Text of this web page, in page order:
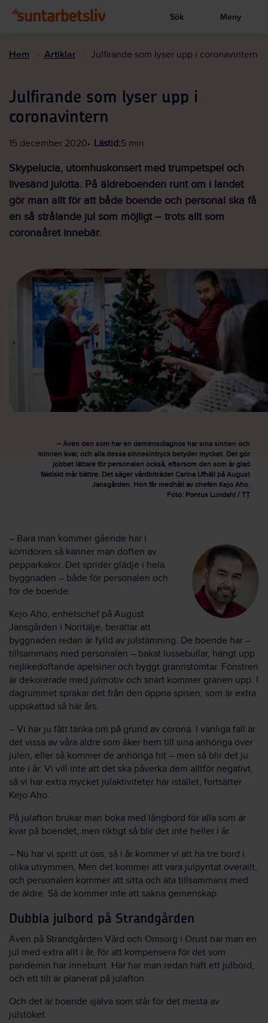
till
Visa sökruta
Sök Meny
Hem Artiklar Julfirande som lyser upp i coronavintern
Julfirande som lyser upp i
coronavintern
15 december 2020 Lästid:5 min
Skypelucia, utomhuskonsert med trumpetspel och
livesänd julotta. På äldreboenden runt om i landet
gör man allt för att både boende och personal ska få
en så strålande jul som möjligt – trots allt som
coronaåret innebär.
– Även den som har en demensdiagnos har sina sinnen och
minnen kvar, och alla dessa sinnesintryck betyder mycket. Det gör
jobbet lättare för personalen också, eftersom den som är glad
faktiskt mår bättre. Det säger vårdbiträdet Carina Ufhäll på August
Jansgården. Hon får medhåll av chefen Kejo Aho.
Foto: Pontus Lundahl / TT
– Bara man kommer gående här i
korridoren så känner man doften av
pepparkakor. Det sprider glädje i hela
byggnaden – både för personalen och
för de boende.
Kejo Aho, enhetschef på August
Jansgården i Norrtälje, berättar att
byggnaden redan är fylld av julstämning. De boende har –
tillsammans med personalen – bakat lussebullar, hängt upp
nejlikedoftande apelsiner och byggt granristomtar. Fönstren
är dekorerade med julmotiv och snart kommer granen upp. I
dagrummet sprakar det från den öppna spisen, som är extra
uppskattad så här års.
– Vi har ju fått tänka om på grund av corona. I vanliga fall är
det vissa av våra äldre som åker hem till sina anhöriga över
julen, eller så kommer de anhöriga hit – men så blir det ju
inte i år. Vi vill inte att det ska påverka dem alltför negativt,
så vi har extra mycket julaktiviteter här istället, fortsätter
Kejo Aho.
På julafton brukar man boka med långbord för alla som är
kvar på boendet, men riktigt så blir det inte heller i år.
– Nu har vi spritt ut oss, så i år kommer vi att ha tre bord i
olika utrymmen. Men det kommer att vara julpyntat överallt,
och personalen kommer att sitta och äta tillsammans med
de äldre. Så de kommer inte att sakna gemenskap.
Dubbla julbord på Strandgården
Även på Strandgården Vård och Omsorg i Orust har man en
jul med extra allt i år, för att kompensera för det som
pandemin har inneburit. Här har man redan haft ett julbord,
och ett till är planerat på julafton.
Och det är boende själva som står för det mesta av
julstöket.